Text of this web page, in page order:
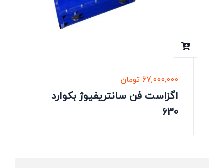
67,000,000تومان
اگزاست فن سانتریفیوژ بکوارد
630